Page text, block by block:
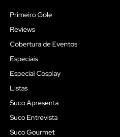
Primeiro Gole
Reviews
Cobertura de Eventos
Especiais
Especial Cosplay
Listas
Suco Apresenta
Suco Entrevista
Suco Gourmet